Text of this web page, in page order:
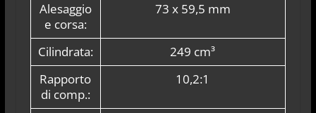
Alesaggio
e corsa:
73 x 59,5 mm
Cilindrata:
249 cm³
Rapporto
di comp.:
10,2:1